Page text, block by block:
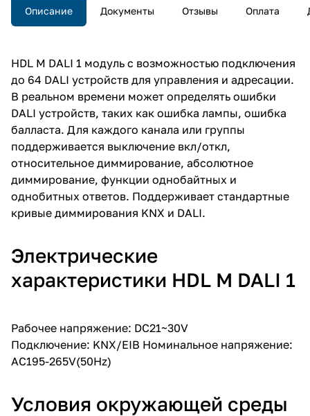
каждого канала или группы
поддерживается выключение
однобайтных и однобитных
ответов. Поддерживает
стандартные кривые
диммирования KNX и DALI.
Описание Документы Отзывы Оплата
HDL M DALI 1 модуль с возможностью подключения
до 64 DALI устройств для управления и адресации.
В реальном времени может определять ошибки
DALI устройств, таких как ошибка лампы, ошибка
балласта. Для каждого канала или группы
поддерживается выключение вкл/откл,
относительное диммирование, абсолютное
диммирование, функции однобайтных и
однобитных ответов. Поддерживает стандартные
кривые диммирования KNX и DALI.
Электрические
характеристики HDL M DALI 1
Рабочее напряжение: DC21~30V
Подключение: KNX/EIB Номинальное напряжение:
AC195-265V(50Hz)
Условия окружающей среды